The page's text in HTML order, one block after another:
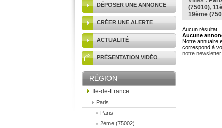
DÉPOSER UNE ANNONCE
CRÉER UNE ALERTE
ACTUALITÉ
PRÉSENTATION VIDÉO
RÉGION
Ile-de-France
Paris
Paris
2ème (75002)
(75010),
19ème
Aucun résultat
Aucune
Notre annuaire
correspond à
notre newsletter.